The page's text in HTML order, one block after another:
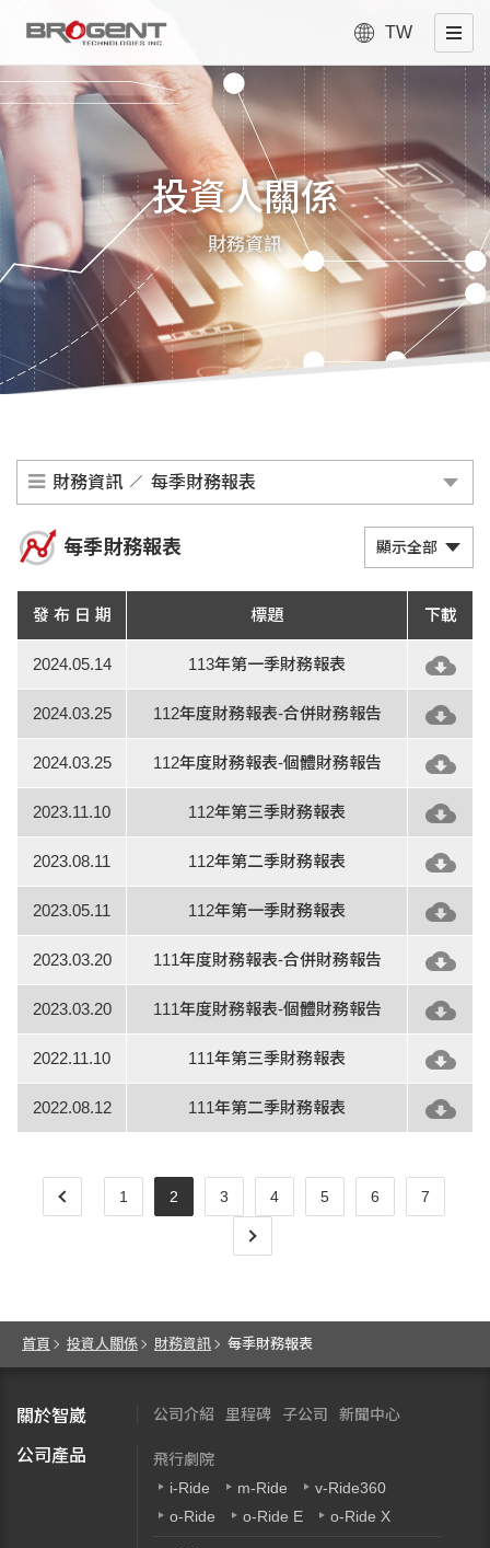
TW
投資人關係
財務資訊
財務資訊 每季財務報表
每季財務報表 顯示全部
發 布 日 期 標題 下載
2024.05.14 113年第一季財務報表
2024.03.25 112年度財務報表-合併財務報告
2024.03.25 112年度財務報表-個體財務報告
2023.11.10 112年第三季財務報表
2023.08.11 112年第二季財務報表
2023.05.11 112年第一季財務報表
2023.03.20 111年度財務報表-合併財務報告
2023.03.20 111年度財務報表-個體財務報告
2022.11.10 111年第三季財務報表
2022.08.12 111年第二季財務報表
1 2 3 4 5 6 7
首頁 投資人關係 財務資訊 每季財務報表
關於智崴 公司介紹 里程碑 子公司 新聞中心
公司產品
飛行劇院
i-Ride
m-Ride
v-Ride360
o-Ride
o-Ride E o-Ride X